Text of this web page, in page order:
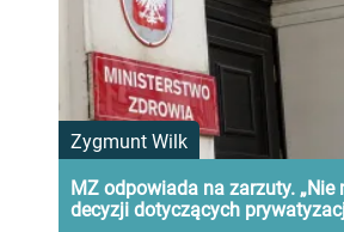
Zygmunt Wilk
MZ odpowiada na zarzuty. „Nie
decyzji dotyczących